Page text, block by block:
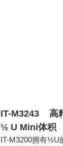
IT-M3243 高
½ U Mini体积
IT-M3200拥有½U